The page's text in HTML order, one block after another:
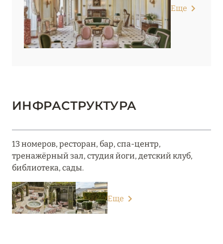
Еще
ИНФРАСТРУКТУРА
13 номеров, ресторан, бар, спа-центр,
тренажёрный зал, студия йоги, детский клуб,
библиотека, сады.
Еще